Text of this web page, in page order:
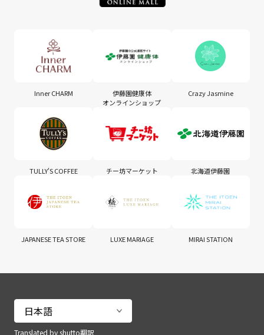
Translated by shutto翻訳
Inner CHARM
伊藤園健康体
オンラインショップ
Crazy Jasmine
TULLY'S COFFEE チー坊マーケット 北海道伊藤園
JAPANESE TEA STORE LUXE MARIAGE MIRAI STATION